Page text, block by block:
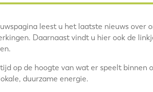
leest u het laatste nieuws over
Daarnaast vindt u hier ook de
op de hoogte van wat er speelt binnen
duurzame energie.